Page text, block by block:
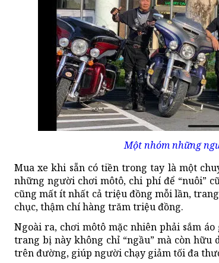
Một nhóm những
Mua xe khi sẵn có tiền trong tay là một
những người chơi môtô, chi phí để “nuôi”
cũng mất ít nhất cả triệu đồng mỗi lần,
chục, thậm chí hàng trăm triệu đồng.
Ngoài ra, chơi môtô mặc nhiên phải sắm
trang bị này không chỉ “ngầu” mà còn
trên đường, giúp người chạy giảm tối đa